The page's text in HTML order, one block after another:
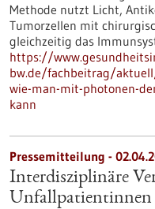
Methode nutzt Licht,
Tumorzellen mit
gleichzeitig das
https://
bw.de/fachbeitrag/
wie-man-mit-photonen-
kann
Pressemitteilung -
Interdisziplinäre